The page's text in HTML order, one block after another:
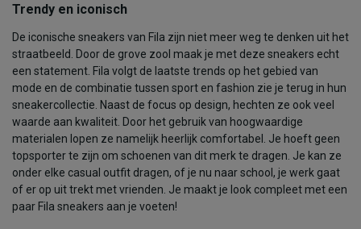
Trendy en iconisch
De iconische sneakers van Fila zijn niet meer weg te denken uit het
straatbeeld. Door de grove zool maak je met deze sneakers echt
een statement. Fila volgt de laatste trends op het gebied van
mode en de combinatie tussen sport en fashion zie je terug in hun
sneakercollectie. Naast de focus op design, hechten ze ook veel
waarde aan kwaliteit. Door het gebruik van hoogwaardige
materialen lopen ze namelijk heerlijk comfortabel. Je hoeft geen
topsporter te zijn om schoenen van dit merk te dragen. Je kan ze
onder elke casual outfit dragen, of je nu naar school, je werk gaat
of er op uit trekt met vrienden. Je maakt je look compleet met een
paar Fila sneakers aan je voeten!